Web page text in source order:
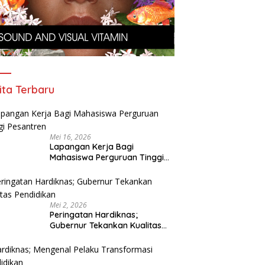
Terbaru
Mei 16, 2026
Lapangan Kerja Bagi
Mahasiswa Perguruan Tinggi
Mei 2, 2026
Peringatan Hardiknas;
Gubernur Tekankan Kualitas